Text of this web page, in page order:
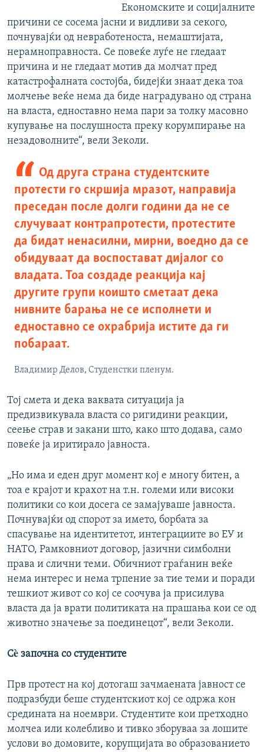
Економските и социјалните
причини се сосема јасни и видливи за секого,
почнувајќи од невработеноста, немаштијата,
нерамноправноста. Се повеќе луѓе не гледаат
причина и не гледаат мотив да молчат пред
катастрофалната состојба, бидејќи знаат дека тоа
молчење веќе нема да биде наградувано од страна
на власта, едноставно нема пари за толку масовно
купување на послушноста преку корумпирање на
незадоволните“, вели Зеколи.
Од друга страна студентските
протести го скршија мразот, направија
преседан после долги години да не се
случуваат контрапротести, протестите
да бидат ненасилни, мирни, воедно да се
обидуваат да воспостават дијалог со
владата. Тоа создаде реакција кај
другите групи коишто сметаат дека
нивните барања не се исполнети и
едноставно се охрабрија истите да ги
побараат.
Владимир Делов, Студенстки пленум.
Тој смета и дека ваквата ситуација ја
предизвикувала власта со ригидини реакции,
сеење страв и закани што, како што додава, само
повеќе ја иритирало јавноста.
„Но има и еден друг момент кој е многу битен, а
тоа е крајот и крахот на т.н. големи или високи
политики со кои досега се замајуваше јавноста.
Почнувајќи од спорот за името, борбата за
спасување на идентитетот, интеграциите во ЕУ и
НАТО, Рамковниот договор, јазични симболни
права и слични теми. Обичниот граѓанин веќе
нема интерес и нема трпение за тие теми и поради
тешкиот живот со кој се соочува ја присилува
власта да ја врати политиката на прашања кои се од
животно значење за поединецот“, вели Зеколи.
Сè започна со студентите
Прв протест на кој дотогаш зачмаената јавност се
подразбуди беше студентскиот кој се одржа кон
средината на ноември. Студентите кои претходно
молчеа или колебливо и тивко зборуваа за лошите
услови во домовите, корупцијата во образованието